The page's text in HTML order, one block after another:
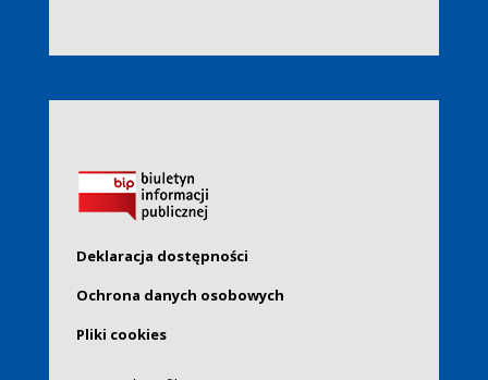
Deklaracja dostępności
Ochrona danych osobowych
Pliki cookies